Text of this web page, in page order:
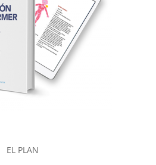
EL PLAN